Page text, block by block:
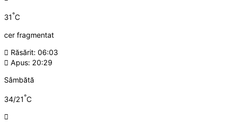
31°C
cer fragmentat
Răsărit: 06:03
Apus: 20:29
Sâmbătă
34/21°C